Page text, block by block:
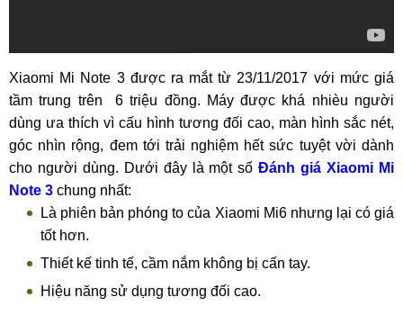
Xiaomi Mi Note 3 được ra mắt từ 23/11/2017 với mức giá
tầm trung trên 6 triệu đồng. Máy được khá nhièu người
dùng ưa thích vì cấu hình tương đối cao, màn hình sắc nét,
góc nhìn rộng, đem tới trải nghiệm hết sức tuyệt vời dành
cho người dùng. Dưới đây là một sốĐánh giá Xiaomi Mi
Note 3 chung nhất:
Là phiên bản phóng to của Xiaomi Mi6 nhưng lại có giá
tốt hơn.
Thiết kế tinh tế, cầm nắm không bị cấn tay.
Hiệu năng sử dụng tương đối cao.